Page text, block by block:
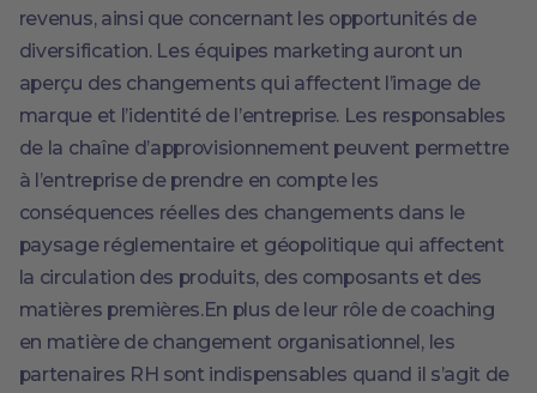
revenus, ainsi que concernant les opportunités de
diversification. Les équipes marketing auront un
aperçu des changements qui affectent l’image de
marque et l’identité de l’entreprise. Les responsables
de la chaîne d’approvisionnement peuvent permettre
à l’entreprise de prendre en compte les
conséquences réelles des changements dans le
paysage réglementaire et géopolitique qui affectent
la circulation des produits, des composants et des
matières premières.En plus de leur rôle de coaching
en matière de changement organisationnel, les
partenaires RH sont indispensables quand il s’agit de